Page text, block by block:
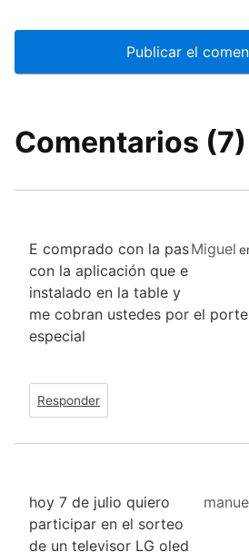
Comentarios (7)
Miguel
E comprado con la pas
con la aplicación que e
instalado en la table y
me cobran ustedes por el
especial
Responder
hoy 7 de julio quiero
participar en el sorteo
de un televisor LG oled